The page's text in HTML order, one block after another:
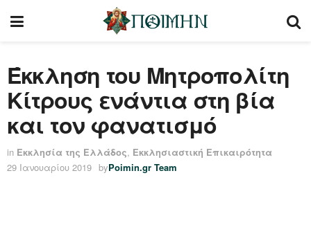
Έκκληση του Μητροπολίτη
Κίτρους ενάντια στη βία
και τον φανατισμό
in Εκκλησία της Ελλάδος, Εκκλησιαστική Επικαιρότητα
29 Ιανουαρίου 2019 byPoimin.gr Team